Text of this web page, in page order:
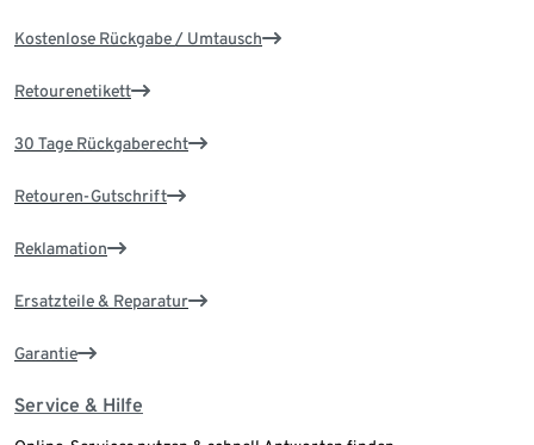
Kostenlose Rückgabe / Umtausch
Retourenetikett
30 Tage Rückgaberecht
Retouren-Gutschrift
Reklamation
Ersatzteile & Reparatur
Garantie
Service & Hilfe